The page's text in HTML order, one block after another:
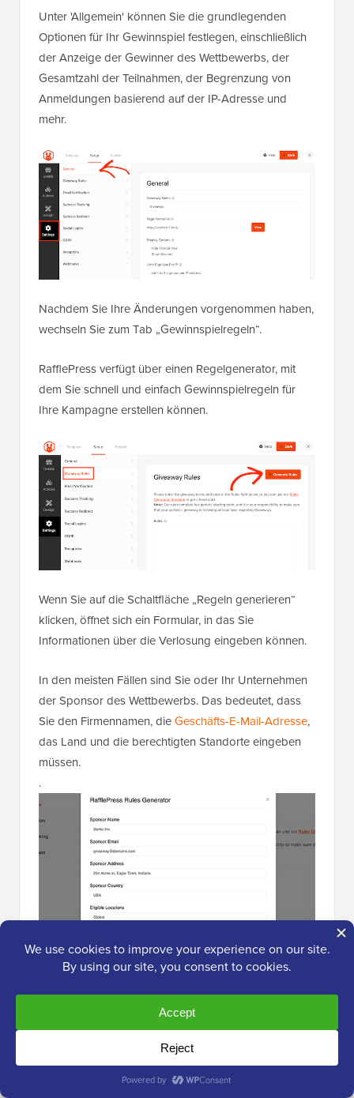
Unter 'Allgemein' können Sie die grundlegenden
Optionen für Ihr Gewinnspiel festlegen, einschließlich
der Anzeige der Gewinner des Wettbewerbs, der
Gesamtzahl der Teilnahmen, der Begrenzung von
Anmeldungen basierend auf der IP-Adresse und
mehr.
Nachdem Sie Ihre Änderungen vorgenommen haben,
wechseln Sie zum Tab „Gewinnspielregeln“.
RafflePress verfügt über einen Regelgenerator, mit
dem Sie schnell und einfach Gewinnspielregeln für
Ihre Kampagne erstellen können.
Wenn Sie auf die Schaltfläche „Regeln generieren“
klicken, öffnet sich ein Formular, in das Sie
Informationen über die Verlosung eingeben können.
In den meisten Fällen sind Sie oder Ihr Unternehmen
der Sponsor des Wettbewerbs. Das bedeutet, dass
Sie den Firmennamen, dieGeschäfts-E-Mail-Adresse,
das Land und die berechtigten Standorte eingeben
müssen.
.
RafflePress wird diese Informationen dann
verwenden, um einige grundlegende Richtlinien und
Regeln für Verlosungen zu erstellen.
Beachten Sie nur, dass dies ein Ausgangspunkt ist.